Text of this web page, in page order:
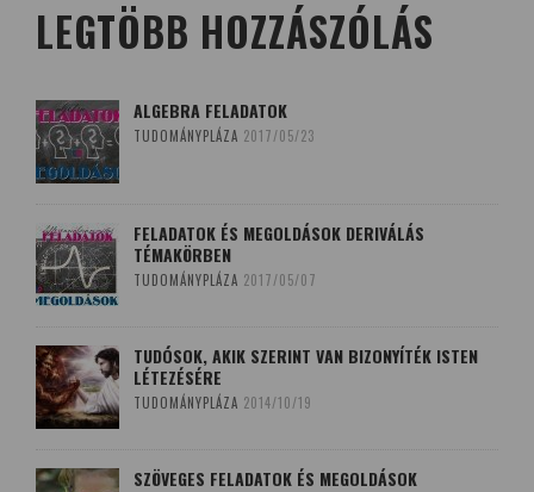
LEGTÖBB HOZZÁSZÓLÁS
ALGEBRA FELADATOK
TUDOMÁNYPLÁZA 2017/05/23
FELADATOK ÉS MEGOLDÁSOK DERIVÁLÁS
TÉMAKÖRBEN
TUDOMÁNYPLÁZA 2017/05/07
TUDÓSOK, AKIK SZERINT VAN BIZONYÍTÉK ISTEN
LÉTEZÉSÉRE
TUDOMÁNYPLÁZA 2014/10/19
SZÖVEGES FELADATOK ÉS MEGOLDÁSOK